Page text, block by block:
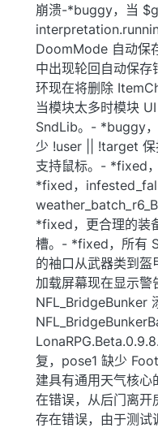
崩溃-*buggy，当
DoomMode 自动保
中出现轮回自动保
环现在将删除
当模块太多时模块
SndLib。- *buggy
少 !user || !target
支持鼠标。- *fixed
*fixed，
*fixed，更合理的装
槽。- *fixed，所有
的袖口从武器类到盔
加载屏幕现在显示警
NFL_BridgeBunker
复，pose1 缺少
建具有通用天气核
在错误，从后门离
存在错误，由于测试